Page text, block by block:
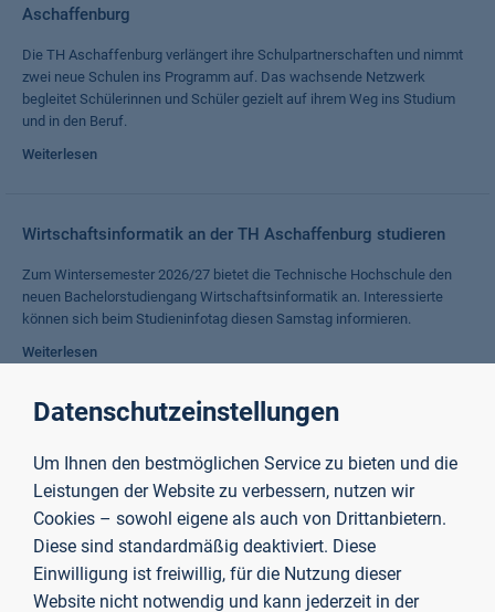
Aschaffenburg
Die TH Aschaffenburg verlängert ihre Schulpartnerschaften und nimmt
zwei neue Schulen ins Programm auf. Das wachsende Netzwerk
begleitet Schülerinnen und Schüler gezielt auf ihrem Weg ins Studium
und in den Beruf.
Weiterlesen
Wirtschaftsinformatik an der TH Aschaffenburg studieren
Zum Wintersemester 2026/27 bietet die Technische Hochschule den
neuen Bachelorstudiengang Wirtschaftsinformatik an. Interessierte
können sich beim Studieninfotag diesen Samstag informieren.
Weiterlesen
Staatliche Anerkennung für Abschluss des Studiengangs
Soziale Arbeit an der TH
Absolventinnen und Absolventen des Bachelorstudiengangs Soziale
Arbeit an der Technischen Hochschule Aschaffenburg dürfen ab sofort
die Berufsbezeichnung „Staatlich anerkannte/r
Sozialpädagogin/Sozialpädagoge“ führen.
Weiterlesen
Datenschutzeinstellungen
Um Ihnen den bestmöglichen Service zu bieten und die
Leistungen der Website zu verbessern, nutzen wir
Cookies – sowohl eigene als auch von Drittanbietern.
Diese sind standardmäßig deaktiviert. Diese
Einwilligung ist freiwillig, für die Nutzung dieser
Website nicht notwendig und kann jederzeit in der